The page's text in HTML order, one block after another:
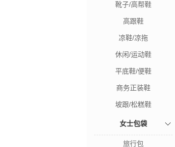
靴子/高帮鞋
高跟鞋
凉鞋/凉拖
休闲/运动鞋
平底鞋/便鞋
商务正装鞋
坡跟/松糕鞋
女士包袋
旅行包